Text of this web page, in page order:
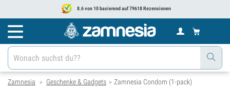
8.6 von 10 basierend auf 79618 Rezensionen
Zamnesia > Geschenke & Gadgets > Zamnesia Condom (1-pack)